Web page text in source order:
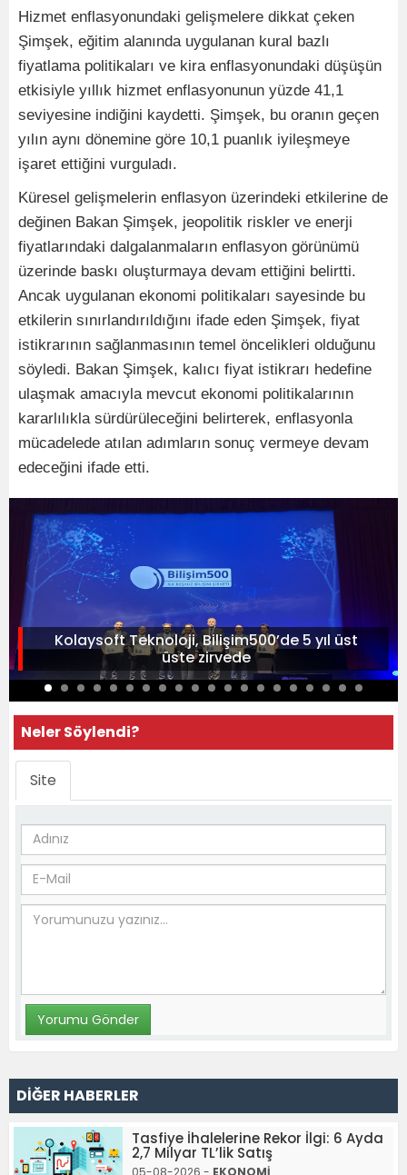
Hizmet enflasyonundaki gelişmelere dikkat çeken
Şimşek, eğitim alanında uygulanan kural bazlı
fiyatlama politikaları ve kira enflasyonundaki düşüşün
etkisiyle yıllık hizmet enflasyonunun yüzde 41,1
seviyesine indiğini kaydetti. Şimşek, bu oranın geçen
yılın aynı dönemine göre 10,1 puanlık iyileşmeye
işaret ettiğini vurguladı.
Küresel gelişmelerin enflasyon üzerindeki etkilerine de
değinen Bakan Şimşek, jeopolitik riskler ve enerji
fiyatlarındaki dalgalanmaların enflasyon görünümü
üzerinde baskı oluşturmaya devam ettiğini belirtti.
Ancak uygulanan ekonomi politikaları sayesinde bu
etkilerin sınırlandırıldığını ifade eden Şimşek, fiyat
istikrarının sağlanmasının temel öncelikleri olduğunu
söyledi. Bakan Şimşek, kalıcı fiyat istikrarı hedefine
ulaşmak amacıyla mevcut ekonomi politikalarının
kararlılıkla sürdürüleceğini belirterek, enflasyonla
mücadelede atılan adımların sonuç vermeye devam
edeceğini ifade etti.
Kolaysoft Teknoloji, Bilişim500’de 5 yıl üst
üste zirvede
Neler Söylendi?
Site
DİĞER HABERLER
Tasfiye İhalelerine Rekor İlgi: 6 Ayda
2,7 Milyar TL’lik Satış
05-08-2026 - EKONOMİ